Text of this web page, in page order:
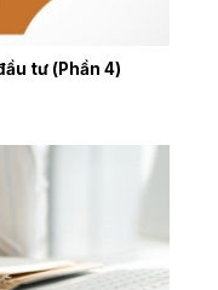
tư (Phần 4)